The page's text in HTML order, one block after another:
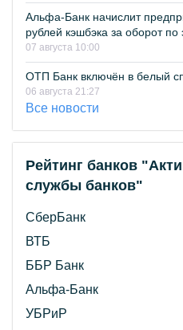
Альфа-Банк начислит
рублей кэшбэка за оборот по
07 августа 10:00
ОТП Банк включён в белый
06 августа 21:27
Все новости
Рейтинг банков
службы банков"
СберБанк
ВТБ
ББР Банк
Альфа-Банк
УБРиР